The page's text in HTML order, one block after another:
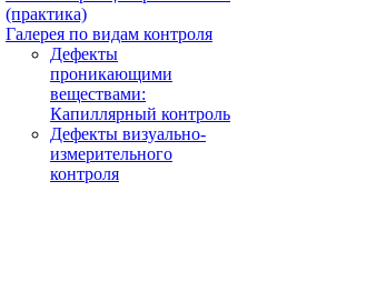
(практика)
Галерея по видам контроля
Дефекты
проникающими
веществами:
Капиллярный контроль
Дефекты визуально-
измерительного
контроля